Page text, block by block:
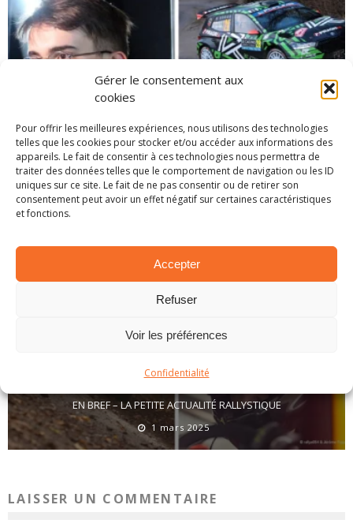
Gérer le consentement aux
cookies
Pour offrir les meilleures expériences, nous utilisons des technologies
telles que les cookies pour stocker et/ou accéder aux informations des
appareils. Le fait de consentir à ces technologies nous permettra de
traiter des données telles que le comportement de navigation ou les ID
uniques sur ce site. Le fait de ne pas consentir ou de retirer son
consentement peut avoir un effet négatif sur certaines caractéristiques
et fonctions.
Accepter
Refuser
Voir les préférences
Confidentialité
EN BREF – LA PETITE ACTUALITÉ RALLYSTIQUE
1 avril 2025
EN BREF – LA PETITE ACTUALITÉ RALLYSTIQUE
1 mars 2025
LAISSER UN COMMENTAIRE